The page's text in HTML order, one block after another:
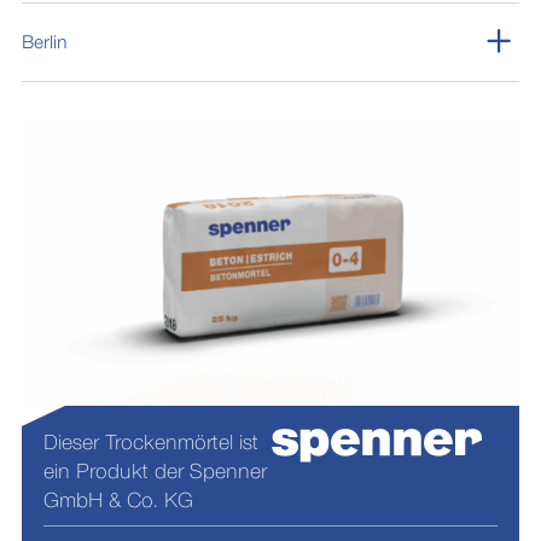
Konformitätszertifikat - DE
Technisches Merkblatt - DE
Berlin
Sicherheitsdatenblatt - DE
Technisches Merkblatt - DE
335 kB
Dieser Trockenmörtel ist
ein Produkt der Spenner
GmbH & Co. KG